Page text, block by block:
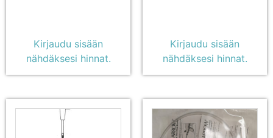
Kirjaudu sisään
nähdäksesi hinnat.
Kirjaudu sisään
nähdäksesi hinnat.